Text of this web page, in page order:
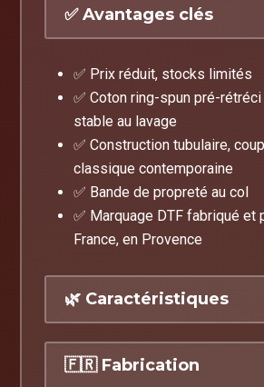
✅ Avantages clés
✅ Prix réduit, stocks limités
✅ Coton ring-spun pré-
stable au lavage
✅ Construction tubulaire,
classique contemporaine
✅ Bande de propreté au col
✅ Marquage DTF fabriqué et
France, en Provence
🌿 Caractéristiques
Coupe: classique
🇫🇷 Fabrication